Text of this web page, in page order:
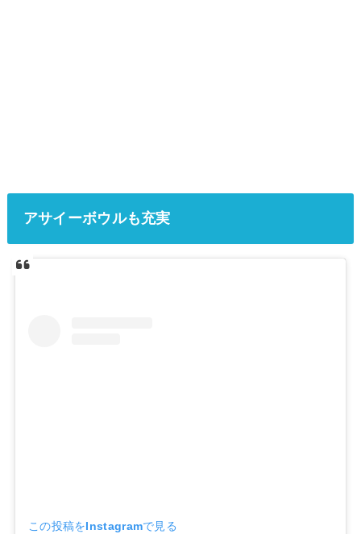
アサイーボウルも充実
この投稿をInstagramで見る